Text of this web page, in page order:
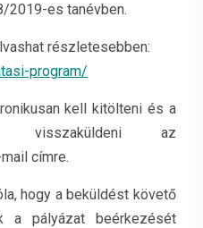
2019-es tanévben.
részletesebben:
program/
kell kitölteni és a
visszaküldeni az
címre.
hogy a beküldést követő
a pályázat beérkezését